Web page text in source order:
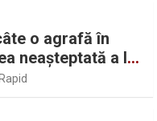
o agrafă în
neașteptată a lui
despre Daniel